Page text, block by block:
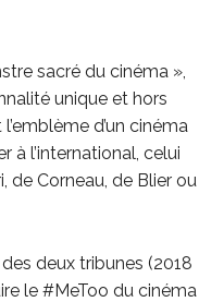
sacré du cinéma »,
unique et hors
d’un cinéma
à l’international, celui
de Corneau, de Blier ou
deux tribunes (2018
le #MeToo du cinéma